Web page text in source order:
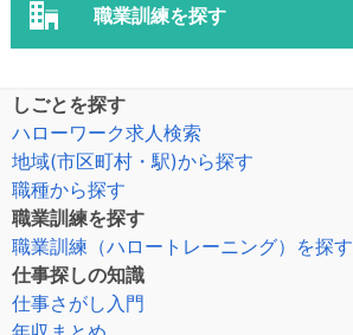
職業訓練を探す
しごとを探す
ハローワーク求人検索
地域(市区町村・駅)から探す
職種から探す
職業訓練を探す
職業訓練（ハロートレーニング）を探す
仕事探しの知識
仕事さがし入門